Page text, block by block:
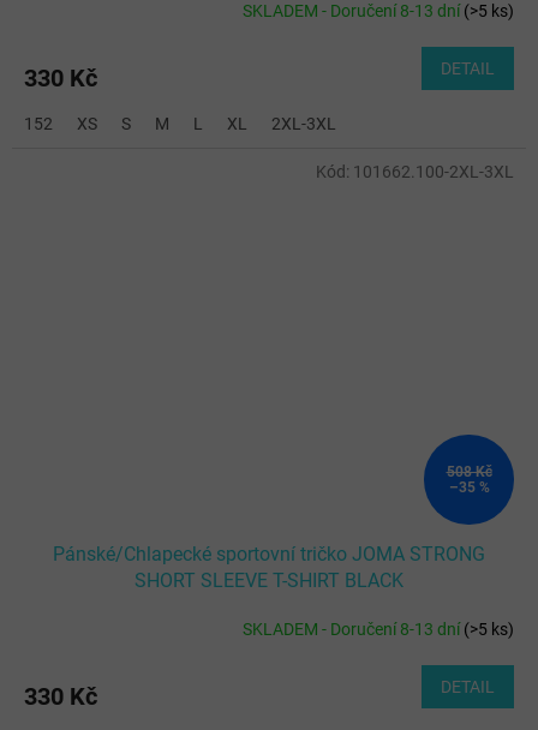
SKLADEM - Doručení 8-13 dní(>5 ks)
330 Kč DETAIL
152 XS S M L XL 2XL-3XL
508 Kč
–35 %
Pánské/Chlapecké sportovní tričko JOMA STRONG
SHORT SLEEVE T-SHIRT BLACK
SKLADEM - Doručení 8-13 dní(>5 ks)
330 Kč DETAIL
Kód: 101662.100-2XL-3XL